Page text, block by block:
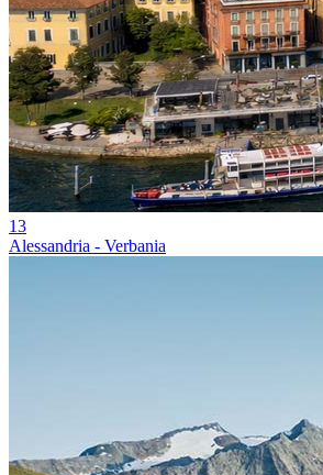
13
Alessandria - Verbania